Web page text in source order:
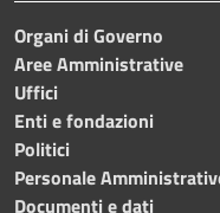
Organi di Governo
Aree Amministrative
Uffici
Enti e fondazioni
Politici
Personale
Documenti e dati